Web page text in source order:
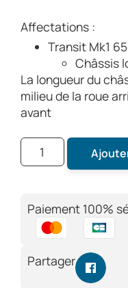
Affectations :
Transit Mk1
Châssis
La longueur du
milieu de la roue
avant
Paiement 100%
Partager